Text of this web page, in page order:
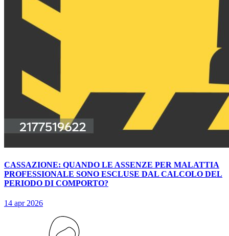
CASSAZIONE: QUANDO LE ASSENZE PER MALATTIA
PROFESSIONALE SONO ESCLUSE DAL CALCOLO DEL
PERIODO DI COMPORTO?
14 apr 2026